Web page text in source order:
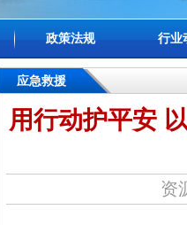
政策法规 行业
应急救援
用行动护平安
资